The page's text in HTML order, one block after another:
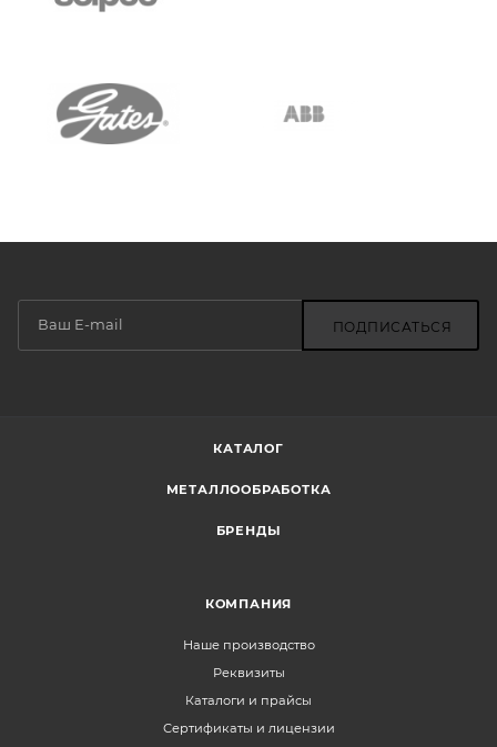
ПОДПИСАТЬСЯ
КАТАЛОГ
МЕТАЛЛООБРАБОТКА
БРЕНДЫ
КОМПАНИЯ
Наше производство
Реквизиты
Каталоги и прайсы
Сертификаты и лицензии